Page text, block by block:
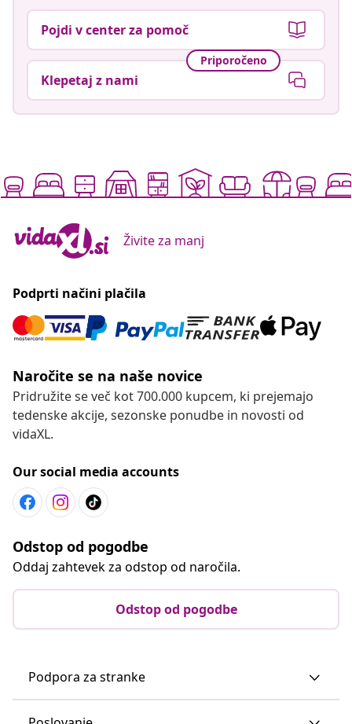
Pojdi v center za pomoč
Priporočeno
Klepetaj z nami
Živite za manj
Podprti načini plačila
Naročite se na naše novice
Pridružite se več kot 700.000 kupcem, ki prejemajo
tedenske akcije, sezonske ponudbe in novosti od
vidaXL.
Our social media accounts
Odstop od pogodbe
Oddaj zahtevek za odstop od naročila.
Odstop od pogodbe
Podpora za stranke